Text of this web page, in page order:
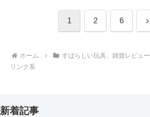
1 2 6 次
ホーム すばらしい玩具、雑貨レビュー
リンク系
新着記事